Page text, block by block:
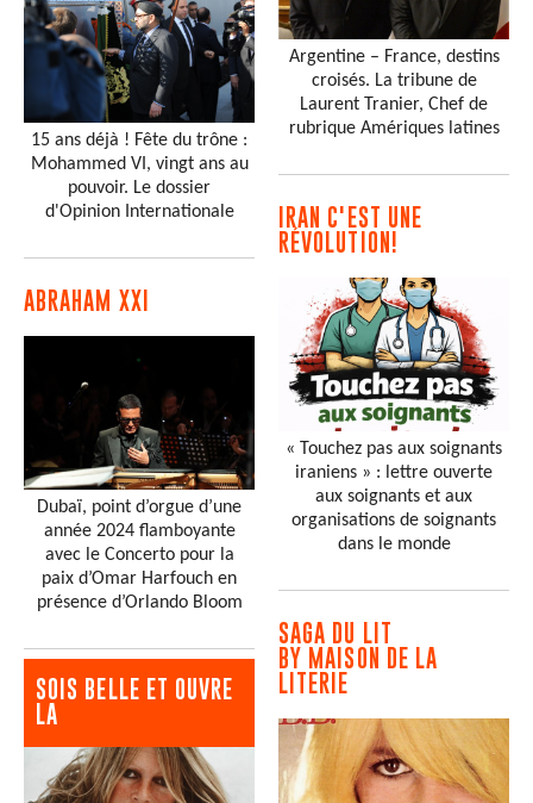
15 ans déjà ! Fête du trône :
Mohammed VI, vingt ans au
pouvoir. Le dossier
d'Opinion Internationale
ABRAHAM XXI
Dubaï, point d’orgue d’une
année 2024 flamboyante
avec le Concerto pour la
paix d’Omar Harfouch en
présence d’Orlando Bloom
SOIS BELLE ET OUVRE
LA
Argentine – France, destins
croisés. La tribune de
Laurent Tranier, Chef de
rubrique Amériques latines
IRAN C'EST UNE
RÉVOLUTION!
« Touchez pas aux soignants
iraniens » : lettre ouverte
aux soignants et aux
organisations de soignants
dans le monde
SAGA DU LIT
BY MAISON DE LA
LITERIE